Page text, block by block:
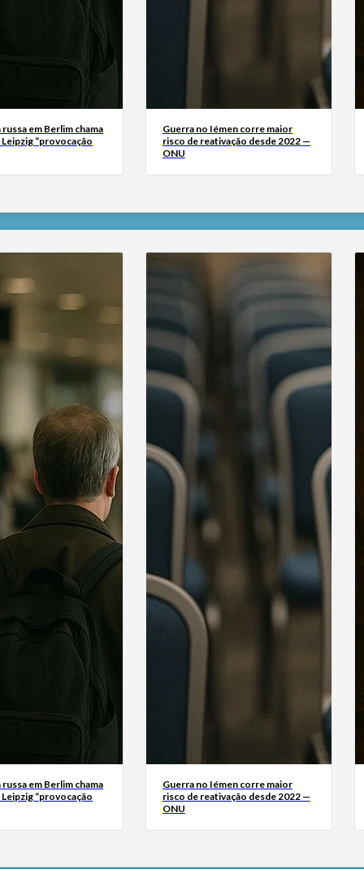
russa em Berlim chama
Leipzig “provocação
Guerra no Iémen corre maior
risco de reativação desde 2022 —
ONU
russa em Berlim chama
Leipzig “provocação
Guerra no Iémen corre maior
risco de reativação desde 2022 —
ONU